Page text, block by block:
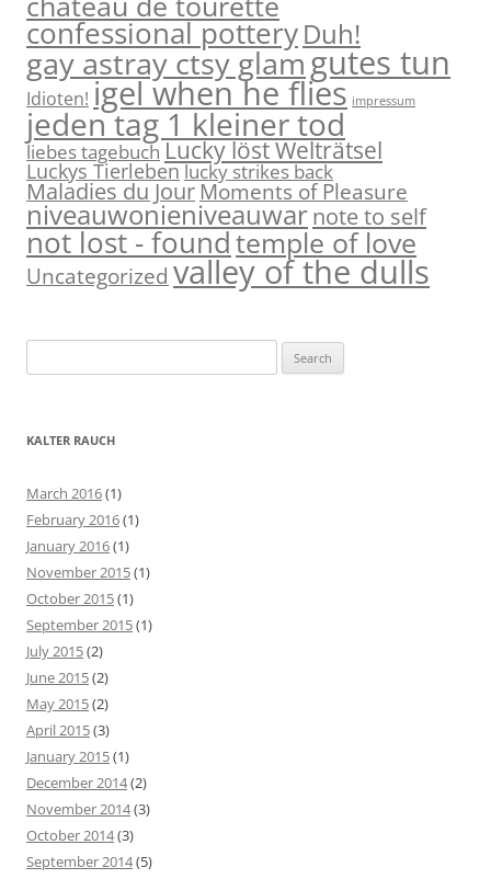
confessional potteryDuh!
gay astray ctsy glamgutes tun
Idioten! igel when he flies impressum
jeden tag 1 kleiner tod
liebes tagebuch Lucky löst Welträtsel
Luckys Tierlebenlucky strikes back
Maladies du Jour Moments of Pleasure
niveauwonieniveauwarnote to self
not lost - foundtemple of love
Uncategorized valley of the dulls
e
r
h
f
o
r
:
KALTER RAUCH
March 2016(1)
February 2016(1)
January 2016(1)
November 2015(1)
October 2015(1)
September 2015(1)
July 2015(2)
June 2015(2)
May 2015(2)
April 2015(3)
January 2015(1)
December 2014(2)
November 2014(3)
October 2014(3)
September 2014(5)